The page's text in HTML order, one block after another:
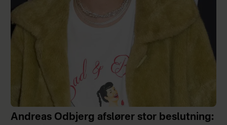
Andreas Odbjerg afslører stor beslutning: